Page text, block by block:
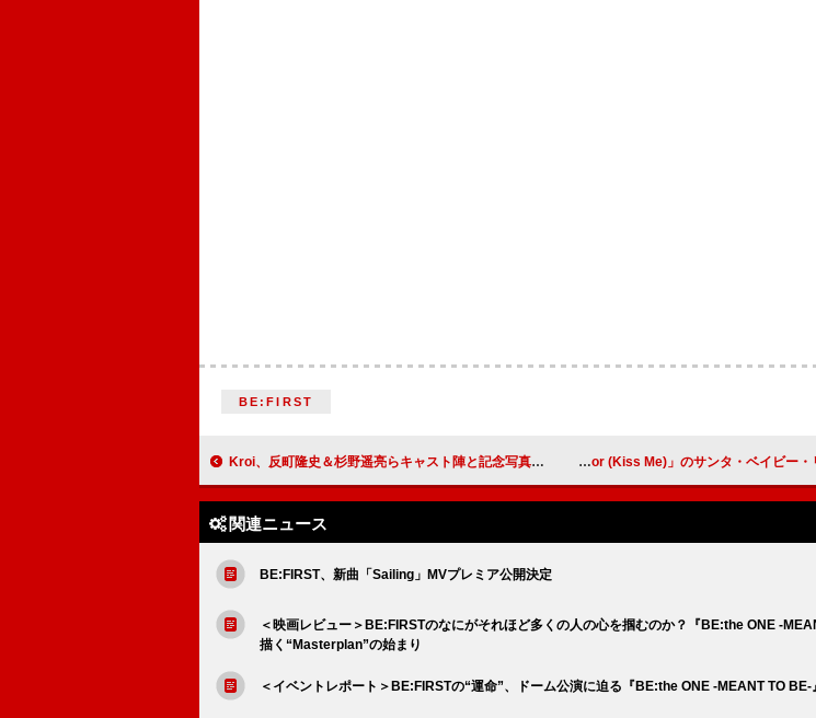
BE:FIRST
Kroi、反町隆史＆杉野遥亮らキャスト陣と記念写真 主題歌担当の火9ドラマ『オクラ』撮影現場を訪問 BLACKPINKのLISA、ホリデー・シーズンに向けて「Moonlit Floor (Kiss Me)」の
関連ニュース
BE:FIRST、新曲「Sailing」MVプレミア公開決定
＜映画レビュー＞BE:FIRSTのなにがそれほど多くの人の心を掴むのか？『BE:the ONE -
描く“Masterplan”の始まり
＜イベントレポート＞BE:FIRSTの“運命”、ドーム公演に迫る『BE:the ONE -MEANT TO BE-